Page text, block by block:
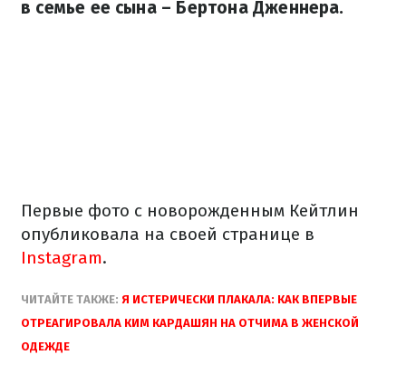
в семье ее сына – Бертона Дженнера.
Первые фото с новорожденным Кейтлин
опубликовала на своей странице в
Instagram.
ЧИТАЙТЕ ТАКЖЕ: Я ИСТЕРИЧЕСКИ ПЛАКАЛА: КАК ВПЕРВЫЕ
ОТРЕАГИРОВАЛА КИМ КАРДАШЯН НА ОТЧИМА В ЖЕНСКОЙ
ОДЕЖДЕ